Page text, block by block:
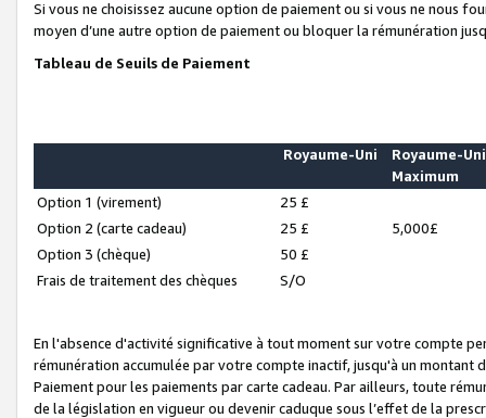
Si vous ne choisissez aucune option de paiement ou si vous ne nous
moyen d’une autre option de paiement ou bloquer la rémunération
Tableau de Seuils de Paiement
Royaume-Uni
Royaume-Uni
Maximum
Option 1 (virement)
25 £
Option 2 (carte cadeau)
25 £
5,000£
Option 3 (chèque)
50 £
Frais de traitement des chèques
S/O
En l'absence d'activité significative à tout moment sur votre compte
rémunération accumulée par votre compte inactif, jusqu'à un montant
Paiement pour les paiements par carte cadeau. Par ailleurs, toute
de la législation en vigueur ou devenir caduque sous l’effet de la